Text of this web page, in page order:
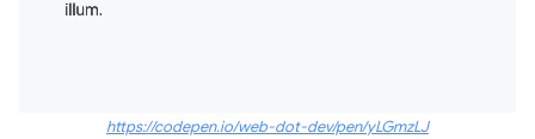
https://codepen.io/web-dot-dev/pen/yLGmzLJ